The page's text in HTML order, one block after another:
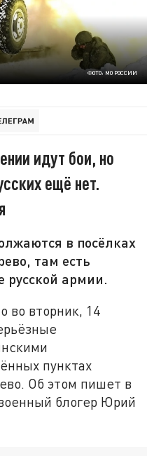
ФОТО: МО РОССИИ
идут бои, но
ещё нет.
в посёлках
там есть
русской армии.
во вторник, 14
пунктах
Об этом пишет в
блогер Юрий